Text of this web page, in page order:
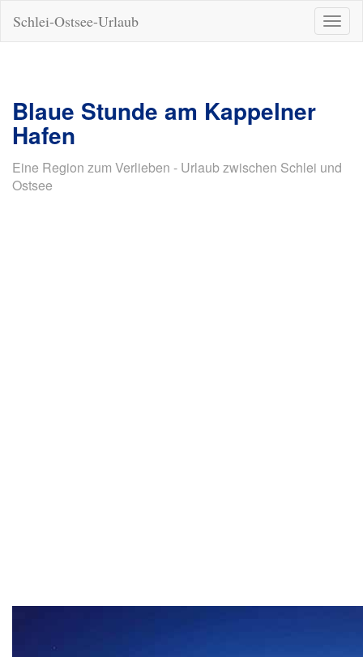
ein-/
Schlei-Ostsee-Urlaub
Blaue Stunde am Kappelner
Hafen
Eine Region zum Verlieben - Urlaub zwischen Schlei und
Ostsee